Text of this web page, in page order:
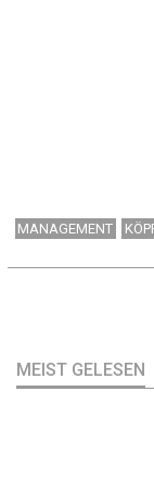
MANAGEMENT
MEIST GELESEN